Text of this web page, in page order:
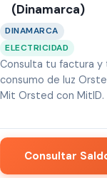
(Dinamarca)
DINAMARCA
ELECTRICIDAD
Consulta tu factura y
consumo de luz
Mit Orsted con MitID.
Consultar